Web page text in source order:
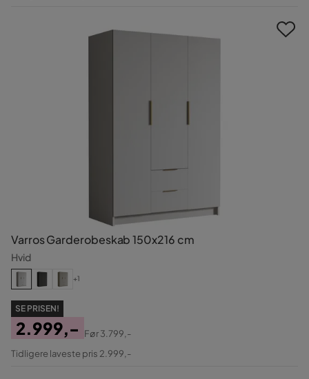
Varros Garderobeskab 150x216 cm
Hvid
+1
SE PRISEN!
Pris
2.999,-
Original
Før3.799,-
Tidligere laveste pris 2.999,-